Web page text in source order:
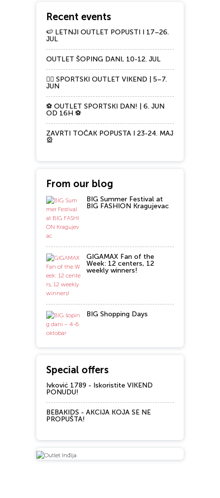
Recent events
🍉 LETNJI OUTLET POPUSTI I 17–26.
JUL
OUTLET ŠOPING DANI, 10-12. JUL
🏃‍♀️ SPORTSKI OUTLET VIKEND | 5–7.
JUN
⚽ OUTLET SPORTSKI DAN! | 6. JUN
OD 16H ⚽
ZAVRTI TOČAK POPUSTA I 23-24. MAJ
🎡
From our blog
BIG Summer Festival at
BIG FASHION Kragujevac
GIGAMAX Fan of the
Week: 12 centers, 12
weekly winners!
BIG Shopping Days
Special offers
Ivković 1789 - Iskoristite VIKEND
PONUDU!
BEBAKIDS - AKCIJA KOJA SE NE
PROPUŠTA!